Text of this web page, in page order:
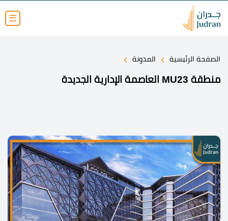
☰
الصفحة الرئيسية › المدونة ›
منطقة MU23 العاصمة الإدارية الجديدة